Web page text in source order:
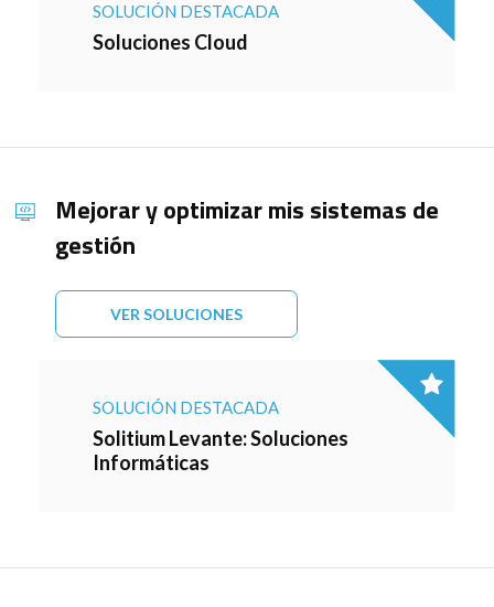
SOLUCIÓN DESTACADA
Soluciones Cloud
Mejorar y optimizar mis sistemas de
gestión
VER SOLUCIONES
SOLUCIÓN DESTACADA
Solitium Levante: Soluciones
Informáticas